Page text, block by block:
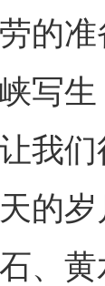
的
写
我
的
、